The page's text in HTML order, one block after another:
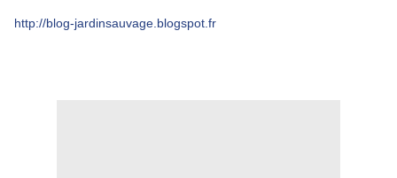
http://blog-jardinsauvage.blogspot.fr